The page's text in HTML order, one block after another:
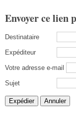
Envoyer ce lien
Destinataire
Expéditeur
Votre adresse e-mail
Sujet
Expédier Annuler